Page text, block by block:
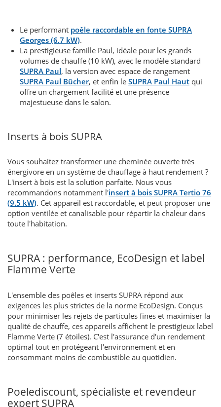
Le performant poêle raccordable en fonte SUPRA
Georges (6.7 kW).
La prestigieuse famille Paul, idéale pour les grands
volumes de chauffe (10 kW), avec le modèle standard
SUPRA Paul, la version avec espace de rangement
SUPRA Paul Bûcher, et enfin le SUPRA Paul Haut qui
offre un chargement facilité et une présence
majestueuse dans le salon.
Inserts à bois SUPRA
Vous souhaitez transformer une cheminée ouverte très
énergivore en un système de chauffage à haut rendement ?
L'insert à bois est la solution parfaite. Nous vous
recommandons notamment l'insert à bois SUPRA Tertio 76
(9.5 kW). Cet appareil est raccordable, et peut proposer une
option ventilée et canalisable pour répartir la chaleur dans
toute l'habitation.
SUPRA : performance, EcoDesign et label
Flamme Verte
L'ensemble des poêles et inserts SUPRA répond aux
exigences les plus strictes de la norme EcoDesign. Conçus
pour minimiser les rejets de particules fines et maximiser la
qualité de chauffe, ces appareils affichent le prestigieux label
Flamme Verte (7 étoiles). C'est l'assurance d'un rendement
optimal tout en protégeant l'environnement et en
consommant moins de combustible au quotidien.
Poelediscount, spécialiste et revendeur
expert SUPRA